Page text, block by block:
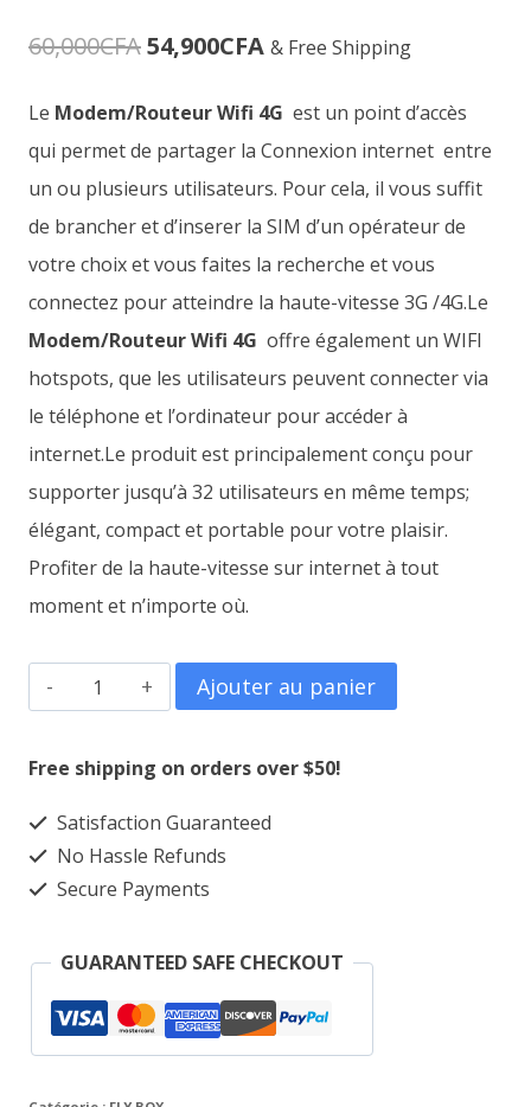
60,000CFALe
initial
était :
60,000CFA.
54,900CFALe
actuel
est :
54,900CFA.
& Free Shipping
Le Modem/Routeur Wifi 4G est un point d’accès
qui permet de partager la Connexion internet entre
un ou plusieurs utilisateurs. Pour cela, il vous suffit
de brancher et d’inserer la SIM d’un opérateur de
votre choix et vous faites la recherche et vous
connectez pour atteindre la haute-vitesse 3G /4G.Le
Modem/Routeur Wifi 4G offre également un WIFI
hotspots, que les utilisateurs peuvent connecter via
le téléphone et l’ordinateur pour accéder à
internet.Le produit est principalement conçu pour
supporter jusqu’à 32 utilisateurs en même temps;
élégant, compact et portable pour votre plaisir.
Profiter de la haute-vitesse sur internet à tout
moment et n’importe où.
quantité
de
HUAWEI
4G
ROUTER
Ajouter au panier
Free shipping on orders over $50!
Satisfaction Guaranteed
No Hassle Refunds
Secure Payments
GUARANTEED SAFE CHECKOUT